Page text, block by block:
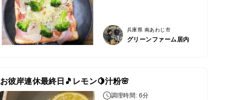
兵庫県 南あわじ市
グリーンファーム居内
お彼岸連休最終日🎵レモン🍋汁粉🌸
調理時間: 6分